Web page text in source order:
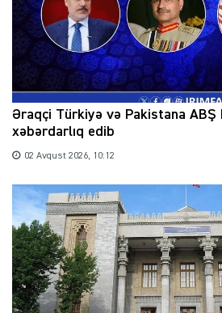
Əraqçi Türkiyə və Pakistana ABŞ
xəbərdarlıq edib
02 Avqust 2026, 10:12